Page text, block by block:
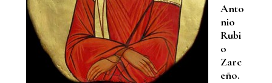
Anto
nio
Rubi
o
Zarc
eño.